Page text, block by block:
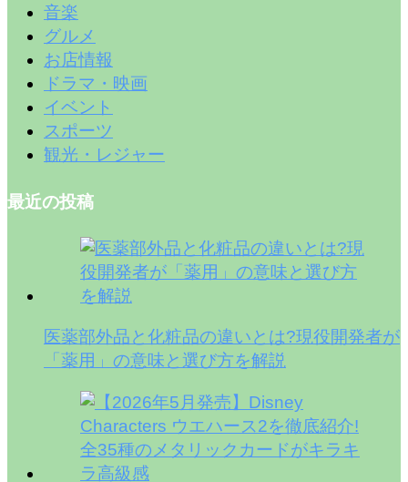
音楽
グルメ
お店情報
ドラマ・映画
イベント
スポーツ
観光・レジャー
最近の投稿
医薬部外品と化粧品の違いとは?現役開発者が
「薬用」の意味と選び方を解説